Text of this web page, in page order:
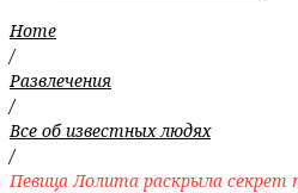
Home
/
Развлечения
/
Все об известных людях
/
Певица Лолита раскрыла секрет